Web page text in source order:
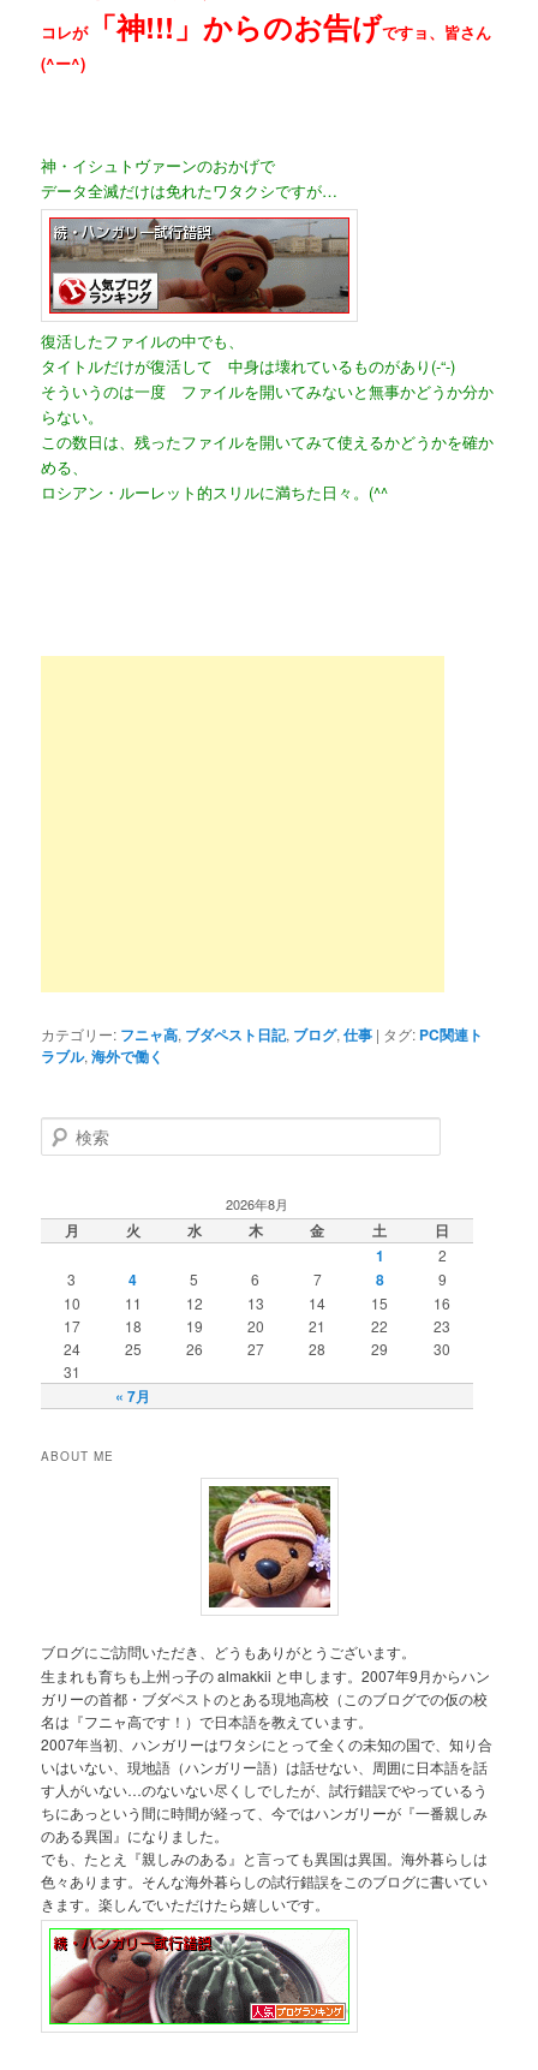
コレが「神!!!」からのお告げですョ、皆さん
(^ー^)
神・イシュトヴァーンのおかげで
データ全滅だけは免れたワタクシですが…
復活したファイルの中でも、
タイトルだけが復活して 中身は壊れているものがあり(-“-)
そういうのは一度 ファイルを開いてみないと無事かどうか分か
らない。
この数日は、残ったファイルを開いてみて使えるかどうかを確か
める、
ロシアン・ルーレット的スリルに満ちた日々。(^^ゞ
カテゴリー: フニャ高, ブダペスト日記, ブログ,仕事 | タグ: PC関連ト
ラブル,海外で働く
検
索
2026年8月
月 火 水 木 金 土 日
« 7月
1
2
3
4 5 6 7 8
9
10
11 12 13 14 15
16
17
18 19 20 21 22
23
24
25 26 27 28 29
30
31
ABOUT ME
ブログにご訪問いただき、どうもありがとうございます。
生まれも育ちも上州っ子の almakkii と申します。2007年9月からハン
ガリーの首都・ブダペストのとある現地高校（このブログでの仮の校
名は『フニャ高です！）で日本語を教えています。
2007年当初、ハンガリーはワタシにとって全くの未知の国で、知り合
いはいない、現地語（ハンガリー語）は話せない、周囲に日本語を話
す人がいない…のないない尽くしでしたが、試行錯誤でやっているう
ちにあっという間に時間が経って、今ではハンガリーが『一番親しみ
のある異国』になりました。
でも、たとえ『親しみのある』と言っても異国は異国。海外暮らしは
色々あります。そんな海外暮らしの試行錯誤をこのブログに書いてい
きます。楽しんでいただけたら嬉しいです。